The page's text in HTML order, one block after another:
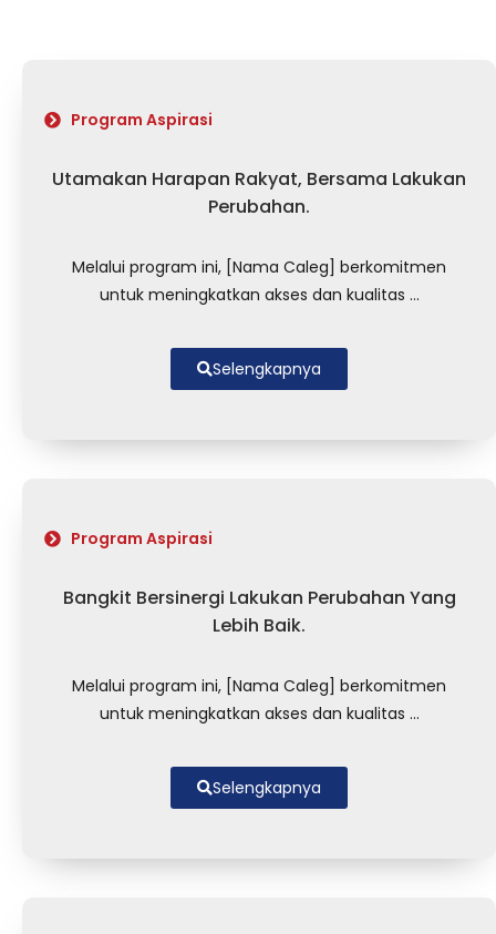
Program Aspirasi
Utamakan Harapan Rakyat, Bersama Lakukan
Perubahan.
Melalui program ini, [Nama Caleg] berkomitmen
untuk meningkatkan akses dan kualitas ...
Selengkapnya
Program Aspirasi
Bangkit Bersinergi Lakukan Perubahan Yang
Lebih Baik.
Melalui program ini, [Nama Caleg] berkomitmen
untuk meningkatkan akses dan kualitas ...
Selengkapnya